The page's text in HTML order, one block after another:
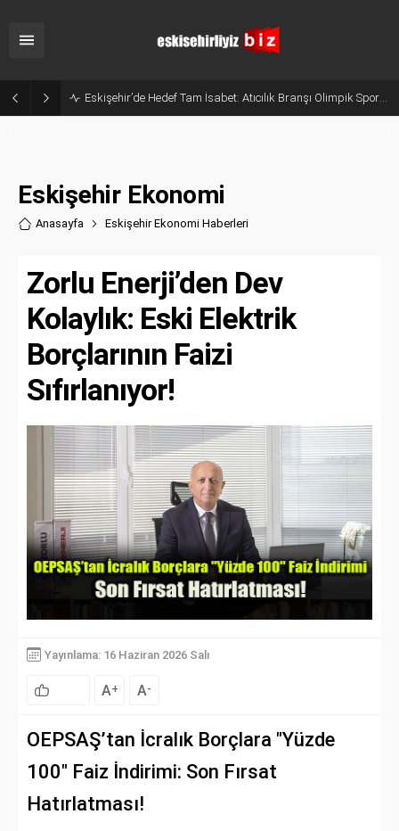
Bakan Yumaklı Açıkladı: Temmuz Ayında 107 Bini Aşkın Gıda Denetimi Yapıldı
Eskişehir Ekonomi
Anasayfa Eskişehir Ekonomi Haberleri
Zorlu Enerji’den Dev
Kolaylık: Eski Elektrik
Borçlarının Faizi
Sıfırlanıyor!
Yayınlama: 16 Haziran 2026 Salı
A+ A-
OEPSAŞ’tan İcralık Borçlara "Yüzde
100" Faiz İndirimi: Son Fırsat
Hatırlatması!